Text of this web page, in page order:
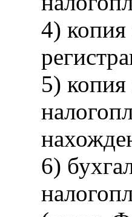
4) копия
5) копия
6)